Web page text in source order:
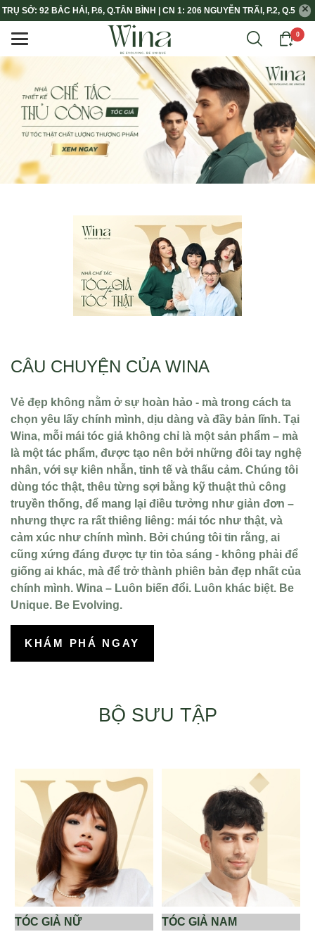
TRỤ SỞ: 92 BẮC HẢI, P.6, Q.TÂN BÌNH | CN 1: 206 NGUYỄN TRÃI, P.2, Q.5
0
CÂU CHUYỆN CỦA WINA
Vẻ đẹp không nằm ở sự hoàn hảo - mà trong cách ta
chọn yêu lấy chính mình, dịu dàng và đầy bản lĩnh. Tại
Wina, mỗi mái tóc giả không chỉ là một sản phẩm – mà
là một tác phẩm, được tạo nên bởi những đôi tay nghệ
nhân, với sự kiên nhẫn, tinh tế và thấu cảm. Chúng tôi
dùng tóc thật, thêu từng sợi bằng kỹ thuật thủ công
truyền thống, để mang lại điều tưởng như giản đơn –
nhưng thực ra rất thiêng liêng: mái tóc như thật, và
cảm xúc như chính mình. Bởi chúng tôi tin rằng, ai
cũng xứng đáng được tự tin tỏa sáng - không phải để
giống ai khác, mà để trở thành phiên bản đẹp nhất của
chính mình. Wina – Luôn biến đổi. Luôn khác biệt. Be
Unique. Be Evolving.
KHÁM PHÁ NGAY
BỘ SƯU TẬP
TÓC GIẢ NỮ TÓC GIẢ NAM